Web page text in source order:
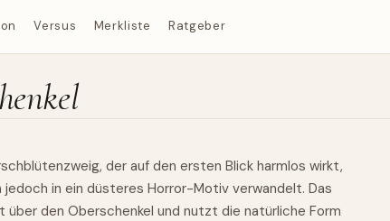
Versus Merkliste Ratgeber
der auf den ersten Blick harmlos wirkt,
jedoch in ein düsteres Horror-Motiv verwandelt. Das
den Oberschenkel und nutzt die natürliche Form